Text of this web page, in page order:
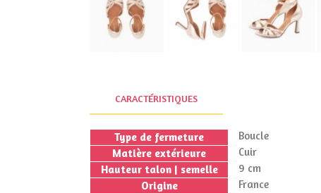
CARACTÉRISTIQUES
Type de fermeture
Boucle
Matière extérieure
Cuir
Hauteur talon | semelle
9 cm
Origine
France